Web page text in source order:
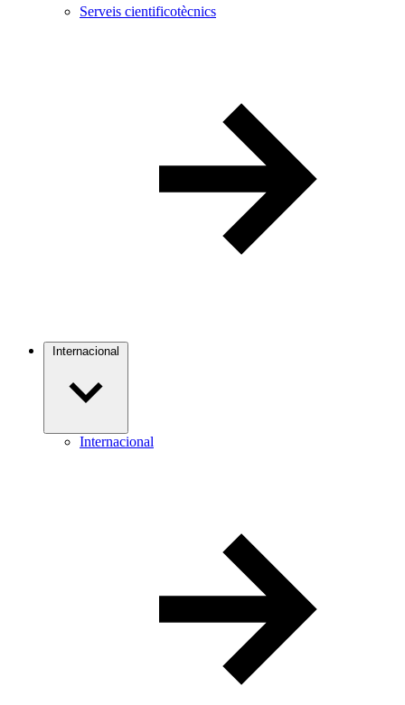
Serveis cientificotècnics
Internacional
Internacional